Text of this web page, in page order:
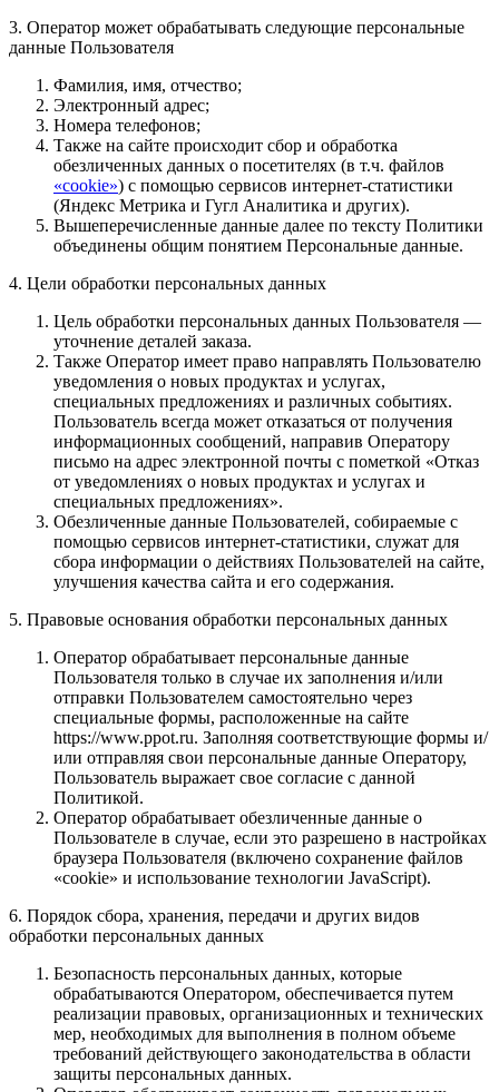
3. Оператор может обрабатывать следующие персональные
данные Пользователя
Фамилия, имя, отчество;
Электронный адрес;
Номера телефонов;
Также на сайте происходит сбор и обработка
обезличенных данных о посетителях (в т.ч. файлов
«cookie») с помощью сервисов интернет-статистики
(Яндекс Метрика и Гугл Аналитика и других).
Вышеперечисленные данные далее по тексту Политики
объединены общим понятием Персональные данные.
4. Цели обработки персональных данных
Цель обработки персональных данных Пользователя —
уточнение деталей заказа.
Также Оператор имеет право направлять Пользователю
уведомления о новых продуктах и услугах,
специальных предложениях и различных событиях.
Пользователь всегда может отказаться от получения
информационных сообщений, направив Оператору
письмо на адрес электронной почты с пометкой «Отказ
от уведомлениях о новых продуктах и услугах и
специальных предложениях».
Обезличенные данные Пользователей, собираемые с
помощью сервисов интернет-статистики, служат для
сбора информации о действиях Пользователей на сайте,
улучшения качества сайта и его содержания.
5. Правовые основания обработки персональных данных
Оператор обрабатывает персональные данные
Пользователя только в случае их заполнения и/или
отправки Пользователем самостоятельно через
специальные формы, расположенные на сайте
https://www.ppot.ru. Заполняя соответствующие формы и/
или отправляя свои персональные данные Оператору,
Пользователь выражает свое согласие с данной
Политикой.
Оператор обрабатывает обезличенные данные о
Пользователе в случае, если это разрешено в настройках
браузера Пользователя (включено сохранение файлов
«cookie» и использование технологии JavaScript).
6. Порядок сбора, хранения, передачи и других видов
обработки персональных данных
Безопасность персональных данных, которые
обрабатываются Оператором, обеспечивается путем
реализации правовых, организационных и технических
мер, необходимых для выполнения в полном объеме
требований действующего законодательства в области
защиты персональных данных.